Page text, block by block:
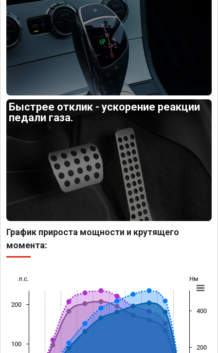
Быстрее отклик - ускорение реакции
педали газа.
График прироста мощности и крутящего
момента:
л.с. Нм
100
200
200
400